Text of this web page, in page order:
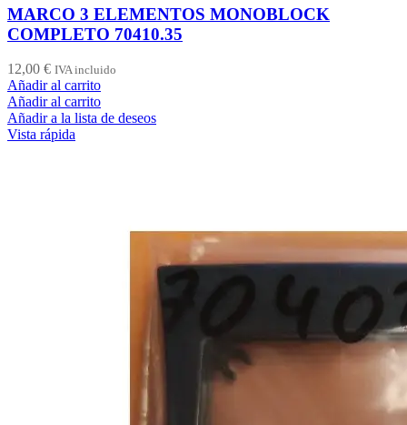
MARCO 3 ELEMENTOS MONOBLOCK
COMPLETO 70410.35
12,00 € IVA incluido
Añadir al carrito
Añadir al carrito
Añadir a la lista de deseos
Vista rápida